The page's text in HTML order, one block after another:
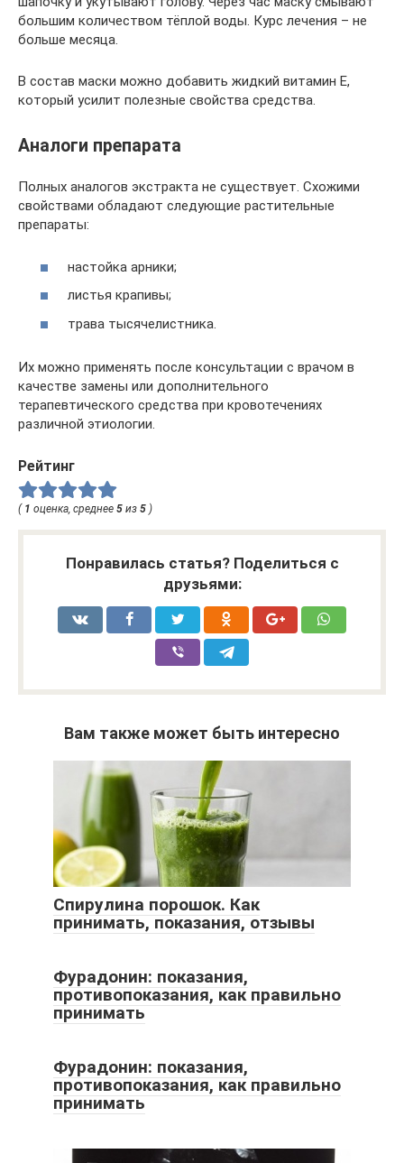
большим количеством тёплой воды. Курс лечения – не
больше месяца.
В состав маски можно добавить жидкий витамин Е,
который усилит полезные свойства средства.
Аналоги препарата
Полных аналогов экстракта не существует. Схожими
свойствами обладают следующие растительные
препараты:
настойка арники;
листья крапивы;
трава тысячелистника.
Их можно применять после консультации с врачом в
качестве замены или дополнительного
терапевтического средства при кровотечениях
различной этиологии.
Рейтинг
( 1 оценка, среднее 5 из 5 )
Понравилась статья? Поделиться с
друзьями:
Вам также может быть интересно
Спирулина порошок. Как
принимать, показания, отзывы
Фурадонин: показания,
противопоказания, как правильно
принимать
Фурадонин: показания,
противопоказания, как правильно
принимать